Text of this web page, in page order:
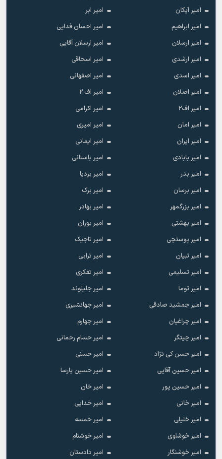
امیر آیکان
امیر ابر
امیر ابراهیم
امیر احسان فدایی
امیر ارسلان
امیر ارسلان آقایی
امیر ارشدی
امیر اسحاقی
امیر اسدی
امیر اصفهانی
امیر اصلان
امیر اف ۲
امیر اف۲
امیر اکرامی
امیر امان
امیر امیری
امیر ایران
امیر ایمانی
امیر بابادی
امیر باستانی
امیر بدر
امیر بردیا
امیر برسان
امیر برک
امیر بزرگمهر
امیر بهادر
امیر بهشتی
امیر بوران
امیر پوستچی
امیر تاجیک
امیر تبیان
امیر ترابی
امیر تسلیمی
امیر تفکری
امیر توما
امیر جلیلوند
امیر جمشید صادقی
امیر جهانشیری
امیر چراغیان
امیر چهارم
امیر چیتگر
امیر حسام رحمانی
امیر حسن کی نژاد
امیر حسنی
امیر حسین آقایی
امیر حسین پارسا
امیر حسین پور
امیر خان
امیر خانی
امیر خدایی
امیر خلیلی
امیر خمسه
امیر خوشاوی
امیر خوشنام
امیر خوشنگار
امیر دادستان